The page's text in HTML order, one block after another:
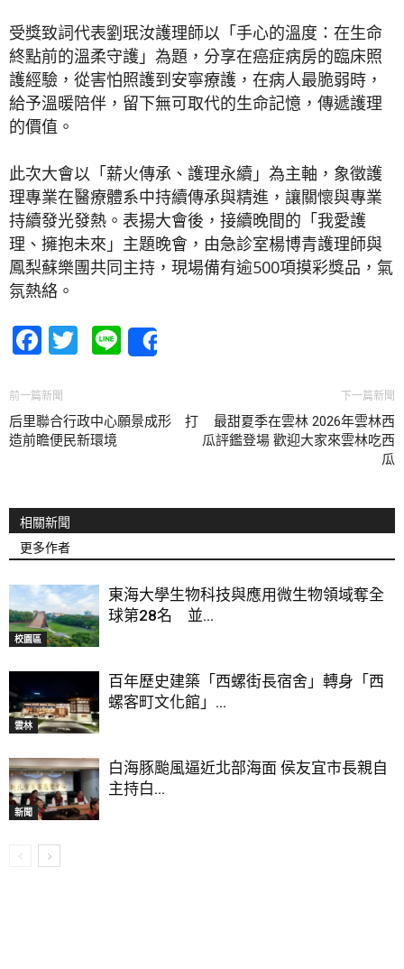
受獎致詞代表劉珉汝護理師以「手心的溫度：在生命
終點前的溫柔守護」為題，分享在癌症病房的臨床照
護經驗，從害怕照護到安寧療護，在病人最脆弱時，
給予溫暖陪伴，留下無可取代的生命記憶，傳遞護理
的價值。
此次大會以「薪火傳承、護理永續」為主軸，象徵護
理專業在醫療體系中持續傳承與精進，讓關懷與專業
持續發光發熱。表揚大會後，接續晚間的「我愛護
理、擁抱未來」主題晚會，由急診室楊博青護理師與
鳳梨蘇樂團共同主持，現場備有逾500項摸彩獎品，氣
氛熱絡。
Facebook
Twitter
Line
前一篇新聞
后里聯合行政中心願景成形 打
造前瞻便民新環境
下一篇新聞
最甜夏季在雲林 2026年雲林西
瓜評鑑登場 歡迎大家來雲林吃西
瓜
相關新聞
更多作者
校園區
東海大學生物科技與應用微生物領域奪全
球第28名 並...
雲林
百年歷史建築「西螺街長宿舍」轉身「西
螺客町文化館」...
新聞
白海豚颱風逼近北部海面 侯友宜市長親自
主持白...